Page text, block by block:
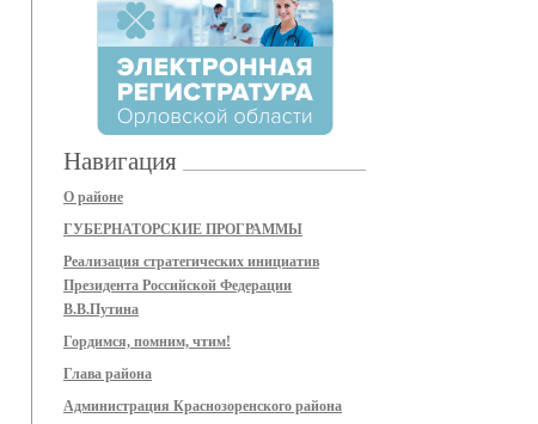
Навигация
О районе
ГУБЕРНАТОРСКИЕ ПРОГРАММЫ
Реализация стратегических инициатив
Президента Российской Федерации
В.В.Путина
Гордимся, помним, чтим!
Глава района
Администрация Краснозоренского района